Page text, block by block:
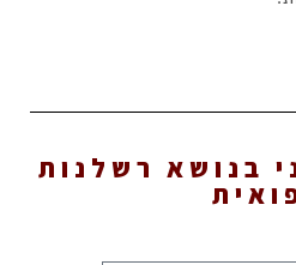
בנושא רשלנות